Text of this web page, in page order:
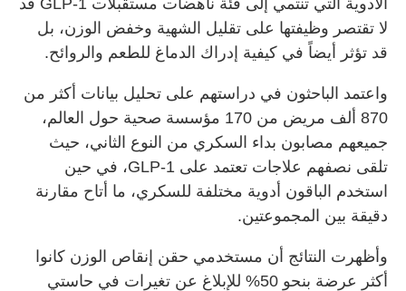
لا تقتصر وظيفتها على تقليل الشهية وخفض الوزن، بل
قد تؤثر أيضاً في كيفية إدراك الدماغ للطعم والروائح.
واعتمد الباحثون في دراستهم على تحليل بيانات أكثر من
870 ألف مريض من 170 مؤسسة صحية حول العالم،
جميعهم مصابون بداء السكري من النوع الثاني، حيث
تلقى نصفهم علاجات تعتمد على GLP-1، في حين
استخدم الباقون أدوية مختلفة للسكري، ما أتاح مقارنة
دقيقة بين المجموعتين.
وأظهرت النتائج أن مستخدمي حقن إنقاص الوزن كانوا
أكثر عرضة بنحو 50% للإبلاغ عن تغيرات في حاستي